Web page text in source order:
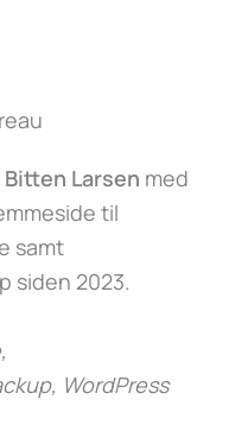
Larsen med
til
samt
siden 2023.
WordPress